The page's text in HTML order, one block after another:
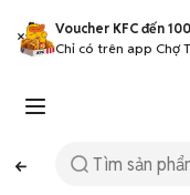
Voucher KFC đến
Chỉ có trên app Chợ